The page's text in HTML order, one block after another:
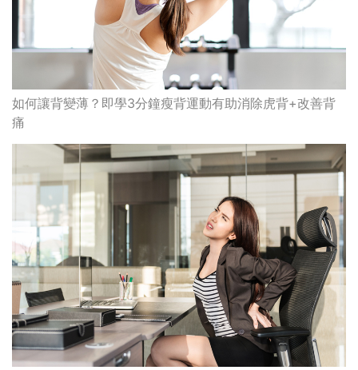
如何讓背變薄？即學3分鐘瘦背運動有助消除虎背+改善背
痛